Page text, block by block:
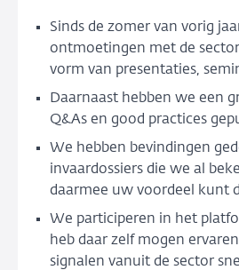
Sinds de zomer van vorig
ontmoetingen met de
vorm van presentaties,
Daarnaast hebben we een
Q&As en good practices
We hebben bevindingen
invaardossiers die we al
daarmee uw voordeel kunt
We participeren in het
heb daar zelf mogen
signalen vanuit de sector